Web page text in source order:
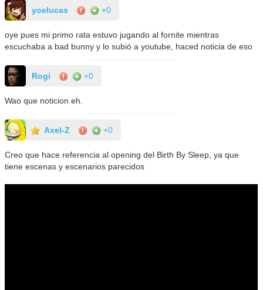
yoelucas +0
oye pues mi primo rata estuvo jugando al fornite mientras
escuchaba a bad bunny y lo subió a youtube, haced noticia de eso
Rogi +0
Wao que noticion eh.
Axel-Z +0
Creo que hace referencia al opening del Birth By Sleep, ya que
tiene escenas y escenarios parecidos